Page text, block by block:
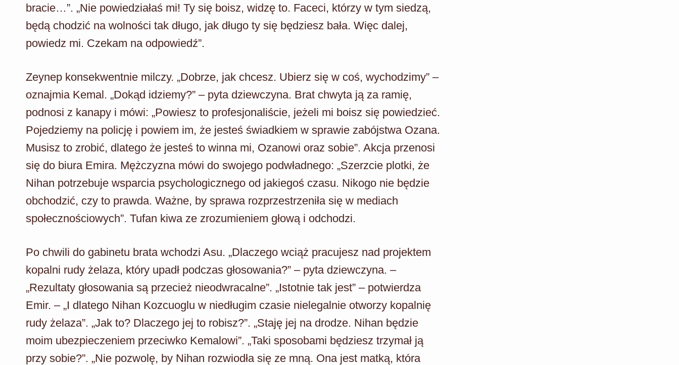
bracie…”. „Nie powiedziałaś mi! Ty się boisz, widzę to. Faceci, którzy w tym siedzą,
będą chodzić na wolności tak długo, jak długo ty się będziesz bała. Więc dalej,
powiedz mi. Czekam na odpowiedź”.
Zeynep konsekwentnie milczy. „Dobrze, jak chcesz. Ubierz się w coś, wychodzimy” –
oznajmia Kemal. „Dokąd idziemy?” – pyta dziewczyna. Brat chwyta ją za ramię,
podnosi z kanapy i mówi: „Powiesz to profesjonaliście, jeżeli mi boisz się powiedzieć.
Pojedziemy na policję i powiem im, że jesteś świadkiem w sprawie zabójstwa Ozana.
Musisz to zrobić, dlatego że jesteś to winna mi, Ozanowi oraz sobie”. Akcja przenosi
się do biura Emira. Mężczyzna mówi do swojego podwładnego: „Szerzcie plotki, że
Nihan potrzebuje wsparcia psychologicznego od jakiegoś czasu. Nikogo nie będzie
obchodzić, czy to prawda. Ważne, by sprawa rozprzestrzeniła się w mediach
społecznościowych”. Tufan kiwa ze zrozumieniem głową i odchodzi.
Po chwili do gabinetu brata wchodzi Asu. „Dlaczego wciąż pracujesz nad projektem
kopalni rudy żelaza, który upadł podczas głosowania?” – pyta dziewczyna. –
„Rezultaty głosowania są przecież nieodwracalne”. „Istotnie tak jest” – potwierdza
Emir. – „I dlatego Nihan Kozcuoglu w niedługim czasie nielegalnie otworzy kopalnię
rudy żelaza”. „Jak to? Dlaczego jej to robisz?”. „Staję jej na drodze. Nihan będzie
moim ubezpieczeniem przeciwko Kemalowi”. „Taki sposobami będziesz trzymał ją
przy sobie?”. „Nie pozwolę, by Nihan rozwiodła się ze mną. Ona jest matką, która